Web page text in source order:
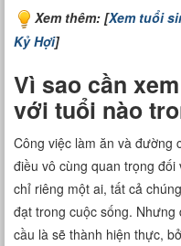
Xem tuổi
Tướng số
Cung hoàng đạo
Xem thêm: [Xem tuổi
Kỷ Hợi]
Vì sao cần
với tuổi nào
Công việc làm ăn và đường
điều vô cùng quan trọng
chỉ riêng một ai, tất cả
đạt trong cuộc sống.
cầu là sẽ thành hiện thực,